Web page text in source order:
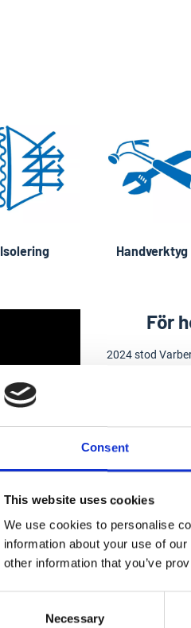
Consent
This website uses cookies
We use cookies to personalise
information about your use of
other information that you’ve
Necessary
Isolering Handverktyg
För
2024 stod